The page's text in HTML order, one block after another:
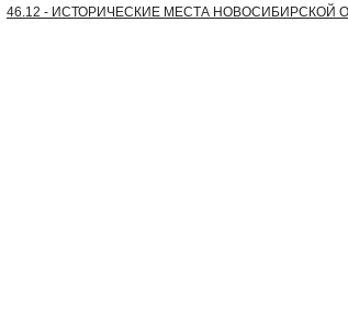
46.12 - ИСТОРИЧЕСКИЕ МЕСТА НОВОСИБИРСКОЙ